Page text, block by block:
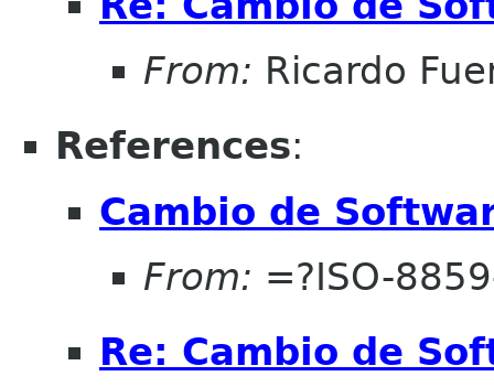
From: Ricardo
References:
Cambio de
From: =?ISO-
Re: Cambio de